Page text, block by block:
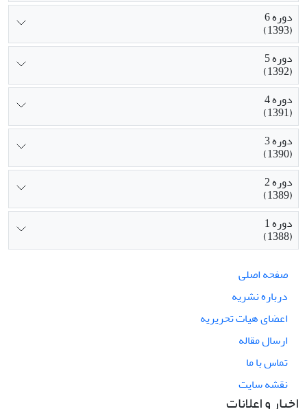
دوره 6
(1393)
دوره 5
(1392)
دوره 4
(1391)
دوره 3
(1390)
دوره 2
(1389)
دوره 1
(1388)
صفحه اصلی
درباره نشریه
اعضای هیات تحریریه
ارسال مقاله
تماس با ما
نقشه سایت
اخبار و اعلانات